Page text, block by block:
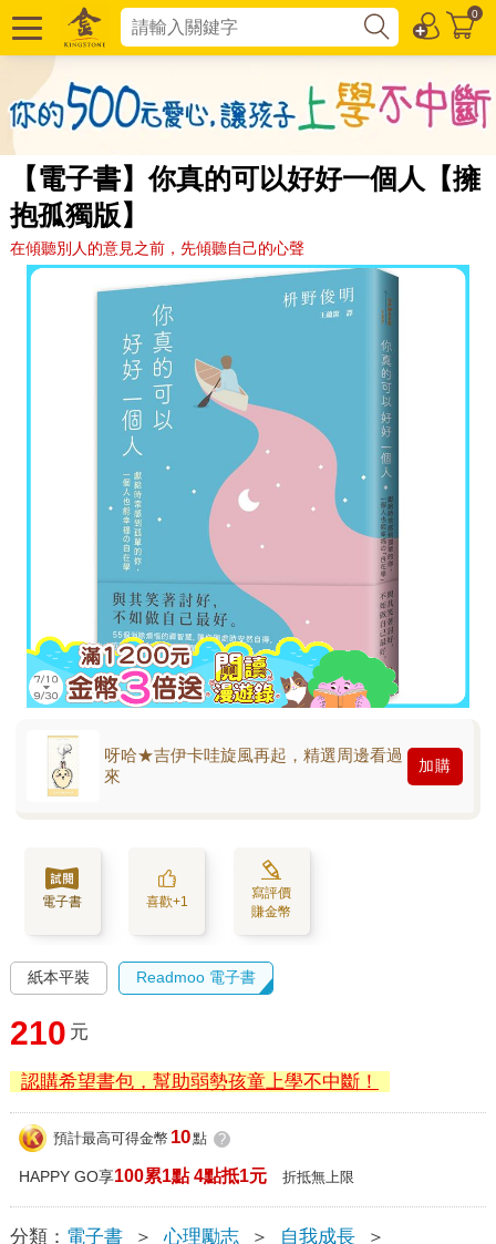
0
【電子書】你真的可以好好一個人【擁
抱孤獨版】
在傾聽別人的意見之前，先傾聽自己的心聲
呀哈★吉伊卡哇旋風再起，精選周邊看過
來
加購
電子書 喜歡+1
寫評價
賺金幣
紙本平裝 Readmoo 電子書
210 元
認購希望書包，幫助弱勢孩童上學不中斷！
預計最高可得金幣 10點 ?
HAPPY GO享100累1點 4點抵1元 折抵無上限
分類： 電子書 ＞ 心理勵志 ＞ 自我成長
＞